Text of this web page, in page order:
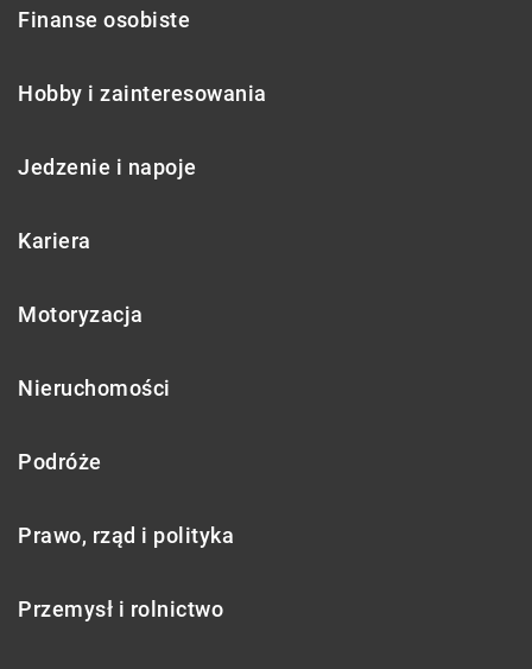
Finanse osobiste
Hobby i zainteresowania
Jedzenie i napoje
Kariera
Motoryzacja
Nieruchomości
Podróże
Prawo, rząd i polityka
Przemysł i rolnictwo